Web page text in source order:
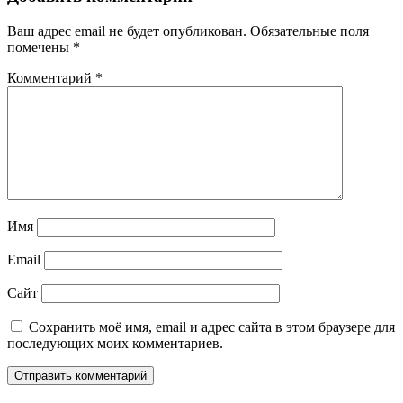
записям
Ваш адрес email не будет опубликован. Обязательные поля
помечены *
Комментарий *
Имя
Email
Сайт
Сохранить моё имя, email и адрес сайта в этом браузере для
последующих моих комментариев.